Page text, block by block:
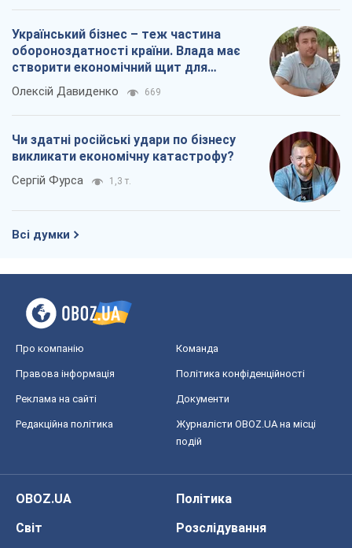
Український бізнес – теж частина
обороноздатності країни. Влада має
створити економічний щит для
компаній
Олексій Давиденко 669
Чи здатні російські удари по бізнесу
викликати економічну катастрофу?
Сергій Фурса 1,3 т.
Всі думки
Про компанію Команда
Правова інформація Політика конфіденційності
Реклама на сайті Документи
Редакційна політика
Журналісти OBOZ.UA на місці
подій
OBOZ.UA
Політика
Світ
Розслідування